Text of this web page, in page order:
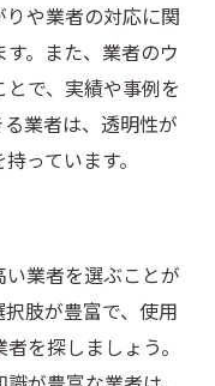
や業者の対応に関
。また、業者のウ
で、実績や事例を
業者は、透明性が
っています。
業者を選ぶことが
肢が豊富で、使用
を探しましょう。